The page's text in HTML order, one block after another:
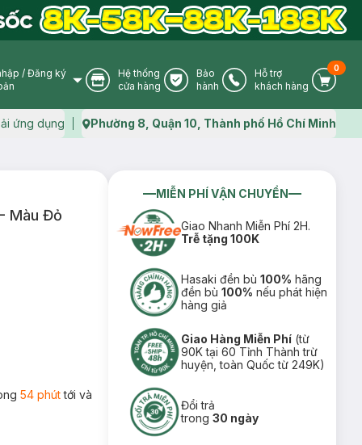
User Icon
/ Đăng ký
Store Icon
Hệ thống
cửa hàng
Warranty Icon
Bảo
hành
Phone Icon
Hỗ trợ
khách hàng
Cart
0
ứng dụng Map icon
Phường 8, Quận 10, Thành phố Hồ Chí Minh
Màu Đỏ
54 phúttới và
MIỄN PHÍ VẬN CHUYỂN
Giao Nhanh Miễn Phí 2H.
Trễ tặng 100K
Hasaki đền bù100% hãng
đền bù100% nếu phát hiện
hàng giả
Giao Hàng Miễn Phí (từ
90K tại 60 Tỉnh Thành trừ
huyện, toàn Quốc từ 249K)
Đổi trả
trong30 ngày